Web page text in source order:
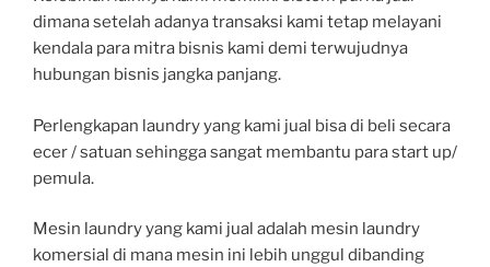
dimana setelah adanya transaksi kami tetap melayani
kendala para mitra bisnis kami demi terwujudnya
hubungan bisnis jangka panjang.
Perlengkapan laundry yang kami jual bisa di beli secara
ecer / satuan sehingga sangat membantu para start up/
pemula.
Mesin laundry yang kami jual adalah mesin laundry
komersial di mana mesin ini lebih unggul dibanding